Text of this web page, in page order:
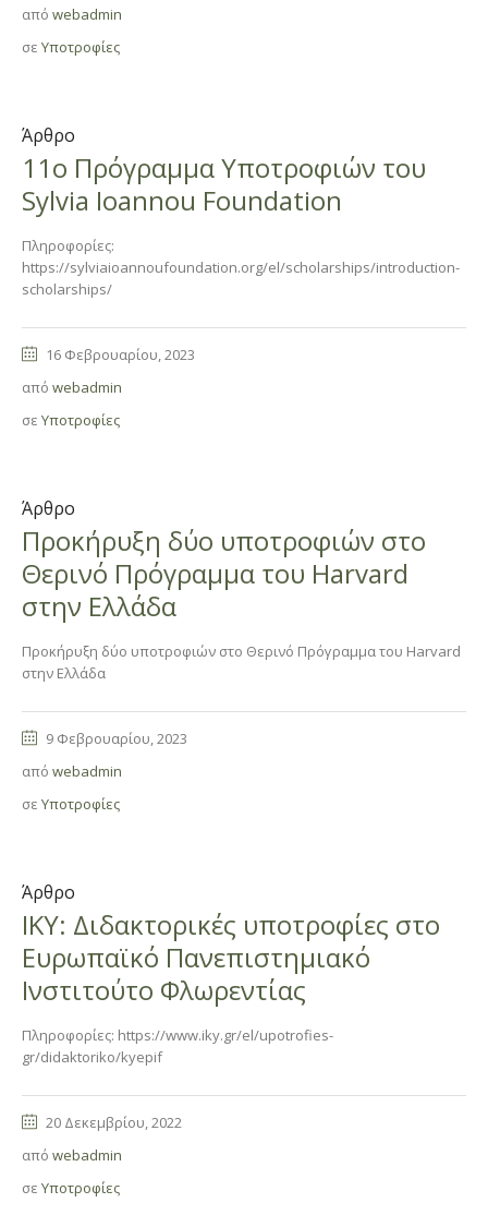
από webadmin
σε Υποτροφίες
Άρθρο
11o Πρόγραμμα Υποτροφιών του
Sylvia Ioannou Foundation
Πληροφορίες:
https://sylviaioannoufoundation.org/el/scholarships/introduction-
scholarships/
16 Φεβρουαρίου, 2023
από webadmin
σε Υποτροφίες
Άρθρο
Προκήρυξη δύο υποτροφιών στο
Θερινό Πρόγραμμα του Harvard
στην Ελλάδα
Προκήρυξη δύο υποτροφιών στο Θερινό Πρόγραμμα του Harvard
στην Ελλάδα
9 Φεβρουαρίου, 2023
από webadmin
σε Υποτροφίες
Άρθρο
ΙΚΥ: Διδακτορικές υποτροφίες στο
Ευρωπαϊκό Πανεπιστημιακό
Ινστιτούτο Φλωρεντίας
Πληροφορίες: https://www.iky.gr/el/upotrofies-
gr/didaktoriko/kyepif
20 Δεκεμβρίου, 2022
από webadmin
σε Υποτροφίες